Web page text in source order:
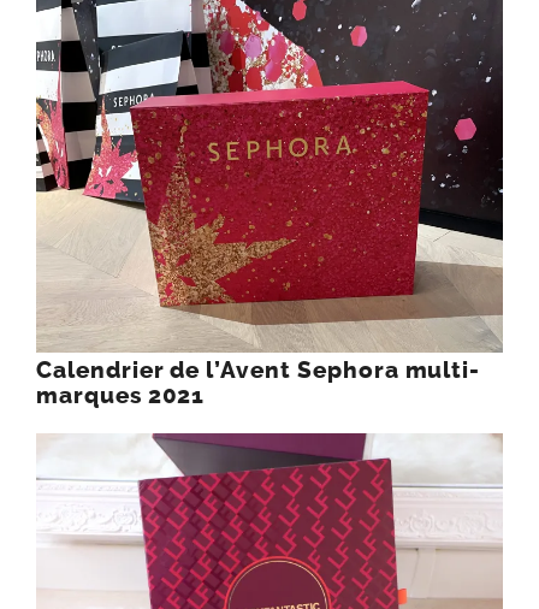
Calendrier de l’Avent Sephora multi-
marques 2021